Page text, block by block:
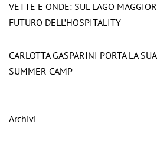
VETTE E ONDE: SUL LAGO
FUTURO DELL’HOSPITALITY
CARLOTTA GASPARINI PORTA LA
SUMMER CAMP
Archivi